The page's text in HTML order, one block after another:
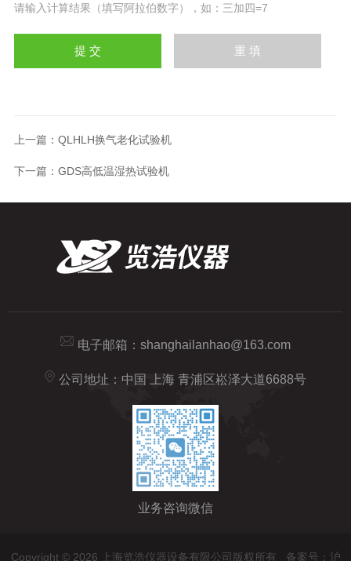
请输入计算结果（填写阿拉伯数字），如：三加四=7
上一篇： QLHLH换气老化试验机
下一篇： GDS高低温湿热试验机
电子邮箱： shanghailanhao@163.com
公司地址：中国 上海 青浦区崧泽大道6688号
业务咨询微信
Copyright © 2026 上海览浩仪器设备有限公司版权所有 备案号：沪